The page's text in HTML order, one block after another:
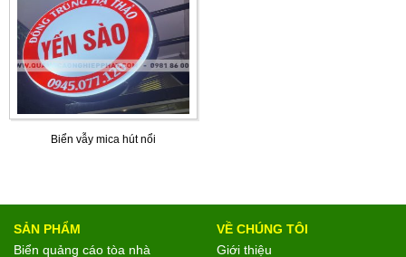
Biển vẫy mica hút nổi
SẢN PHẨM
Biển quảng cáo tòa nhà
VỀ CHÚNG TÔI
Giới thiệu